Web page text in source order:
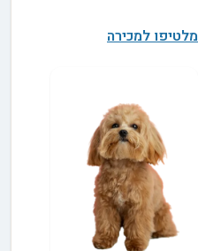
מלטיפו למכירה